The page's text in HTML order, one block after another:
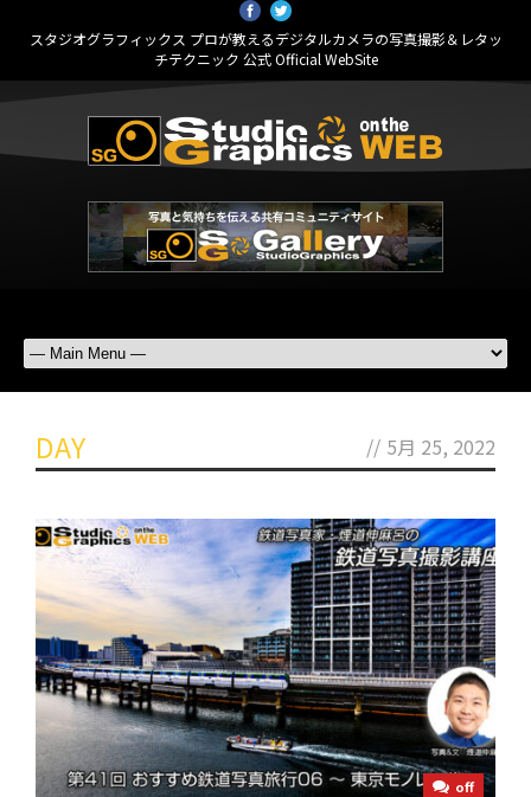
スタジオグラフィックス プロが教えるデジタルカメラの写真撮影＆レタッ
チテクニック 公式 Official WebSite
DAY // 5月 25, 2022
off